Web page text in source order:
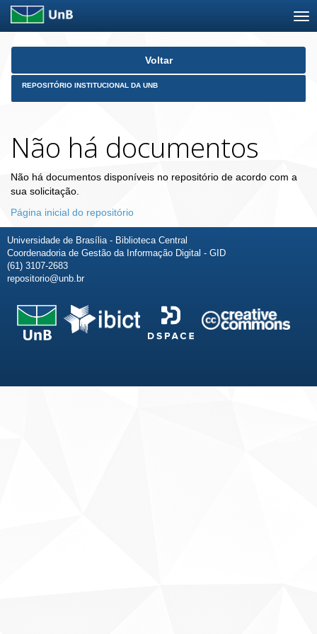
Skip
Voltar
REPOSITÓRIO INSTITUCIONAL DA UNB
Não há documentos
Não há documentos disponíveis no repositório de acordo com a
sua solicitação.
Página inicial do repositório
Universidade de Brasília - Biblioteca Central
Coordenadoria de Gestão da Informação Digital - GID
(61) 3107-2683
repositorio@unb.br